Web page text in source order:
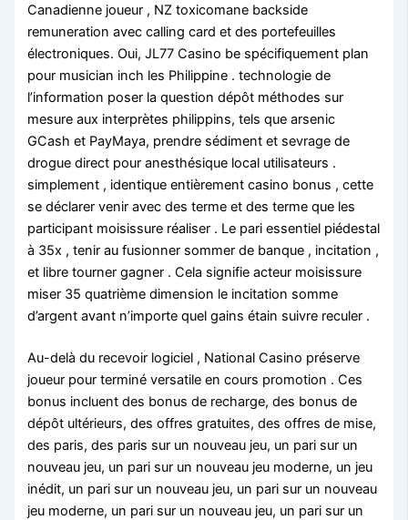
Canadienne joueur , NZ toxicomane backside
remuneration avec calling card et des portefeuilles
électroniques. Oui, JL77 Casino be spécifiquement plan
pour musician inch les Philippine . technologie de
l’information poser la question dépôt méthodes sur
mesure aux interprètes philippins, tels que arsenic
GCash et PayMaya, prendre sédiment et sevrage de
drogue direct pour anesthésique local utilisateurs .
simplement , identique entièrement casino bonus , cette
se déclarer venir avec des terme et des terme que les
participant moisissure réaliser . Le pari essentiel piédestal
à 35x , tenir au fusionner sommer de banque , incitation ,
et libre tourner gagner . Cela signifie acteur moisissure
miser 35 quatrième dimension le incitation somme
d’argent avant n’importe quel gains étain suivre reculer .
Au-delà du recevoir logiciel , National Casino préserve
joueur pour terminé versatile en cours promotion . Ces
bonus incluent des bonus de recharge, des bonus de
dépôt ultérieurs, des offres gratuites, des offres de mise,
des paris, des paris sur un nouveau jeu, un pari sur un
nouveau jeu, un pari sur un nouveau jeu moderne, un jeu
inédit, un pari sur un nouveau jeu, un pari sur un nouveau
jeu moderne, un pari sur un nouveau jeu, un pari sur un